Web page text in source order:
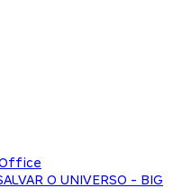
O UNIVERSO - BIG